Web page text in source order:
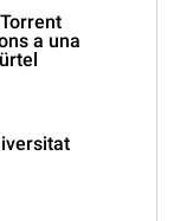
a una